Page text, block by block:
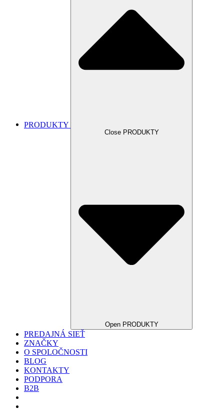
PRODUKTY
Close PRODUKTY
Open PRODUKTY
PREDAJNÁ SIEŤ
ZNAČKY
O SPOLOČNOSTI
BLOG
KONTAKTY
PODPORA
B2B